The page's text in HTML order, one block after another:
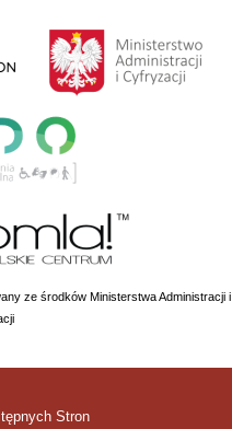
ze środków Ministerstwa Administracji i
Stron